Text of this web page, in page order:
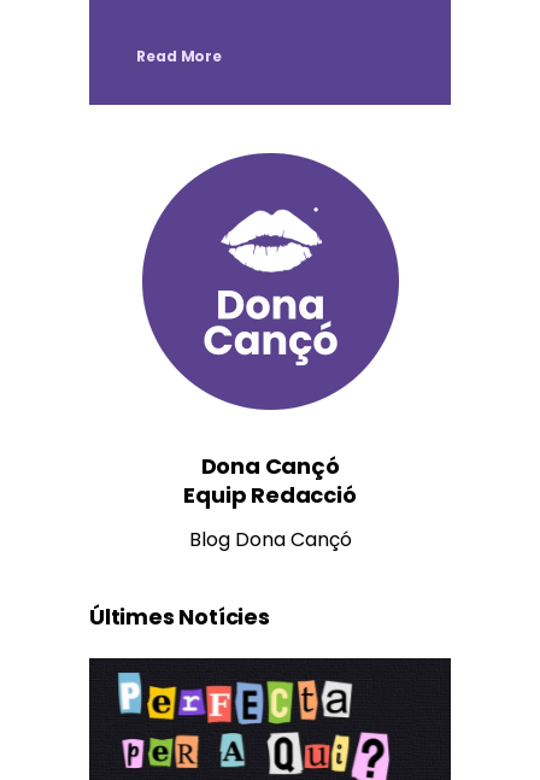
Read More
Dona Cançó
Equip Redacció
Blog Dona Cançó
Últimes Notícies